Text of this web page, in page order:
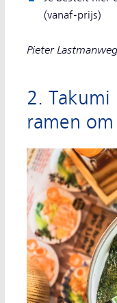
(vanaf-prijs)
Pieter
2.
ramen